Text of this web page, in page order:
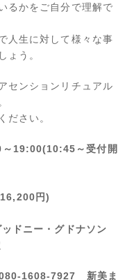
るかをご自分で理解で
人生に対して様々な事
ょう。
センションリチュアル
ださい。
19:00(10:45～受付開
円)
ドニー・グドナソン
1608-7927 新美ま